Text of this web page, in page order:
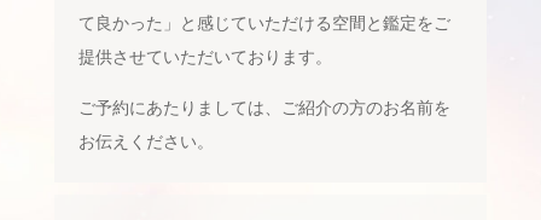
て良かった」と感じていただける空間と鑑定をご
提供させていただいております。
ご予約にあたりましては、ご紹介の方のお名前を
お伝えください。